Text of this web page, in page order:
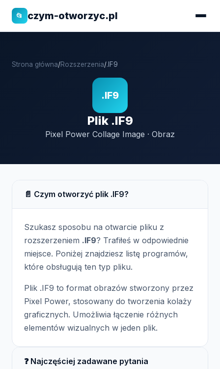
📂 czym-otworzyc.pl
Strona główna/Rozszerzenia/.IF9
.IF9
Plik .IF9
Pixel Power Collage Image · Obraz
📄 Czym otworzyć plik .IF9?
Szukasz sposobu na otwarcie pliku z
rozszerzeniem .IF9? Trafiłeś w odpowiednie
miejsce. Poniżej znajdziesz listę programów,
które obsługują ten typ pliku.
Plik .IF9 to format obrazów stworzony przez
Pixel Power, stosowany do tworzenia kolaży
graficznych. Umożliwia łączenie różnych
elementów wizualnych w jeden plik.
❓ Najczęściej zadawane pytania